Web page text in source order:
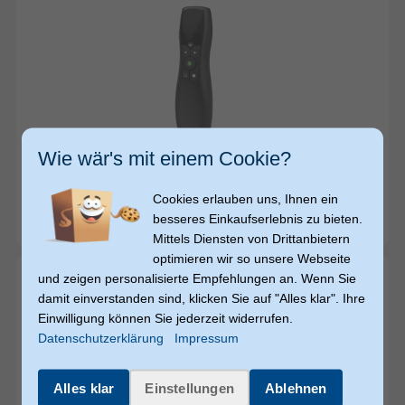
€ 38,49
€ 38,49
Hama00139918 - Laserpointer (Schwarz)
sofort versandfertig
Wie wär's mit einem Cookie?
Cookies erlauben uns, Ihnen ein
besseres Einkaufserlebnis zu bieten.
Mittels Diensten von Drittanbietern
optimieren wir so unsere Webseite
und zeigen personalisierte Empfehlungen an. Wenn Sie
damit einverstanden sind, klicken Sie auf "Alles klar". Ihre
Einwilligung können Sie jederzeit widerrufen.
Datenschutzerklärung
Impressum
Alles klar Einstellungen Ablehnen